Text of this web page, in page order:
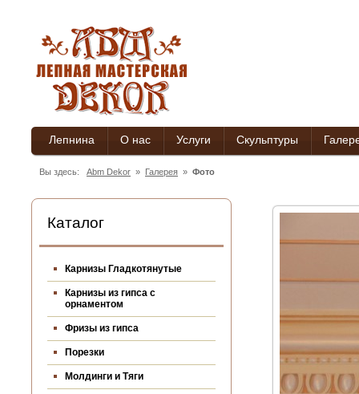
Лепнина О нас Услуги Скульптуры
Вы здесь: Abm Dekor » Галерея » Фото
Каталог
Карнизы Гладкотянутые
Карнизы из гипса c
орнаментом
Фризы из гипса
Порезки
Молдинги и Тяги